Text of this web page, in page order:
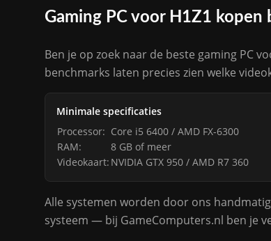
Gaming PC voor H1Z1 kopen
Ben je op zoek naar de beste gaming PC
benchmarks laten precies zien welke
Minimale specificaties
Processor: Core i5 6400 / AMD FX-6300
RAM:
8 GB of meer
Videokaart: NVIDIA GTX 950 / AMD R7 360
Alle systemen worden door ons
systeem — bij GameComputers.nl ben je